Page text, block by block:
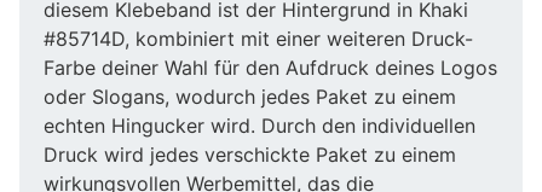
diesem Klebeband ist der Hintergrund in Khaki
#85714D, kombiniert mit einer weiteren Druck-
Farbe deiner Wahl für den Aufdruck deines Logos
oder Slogans, wodurch jedes Paket zu einem
echten Hingucker wird. Durch den individuellen
Druck wird jedes verschickte Paket zu einem
wirkungsvollen Werbemittel, das die